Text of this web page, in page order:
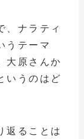
、ナラティ
うテーマ
大原さんか
いうのはど
返ることは